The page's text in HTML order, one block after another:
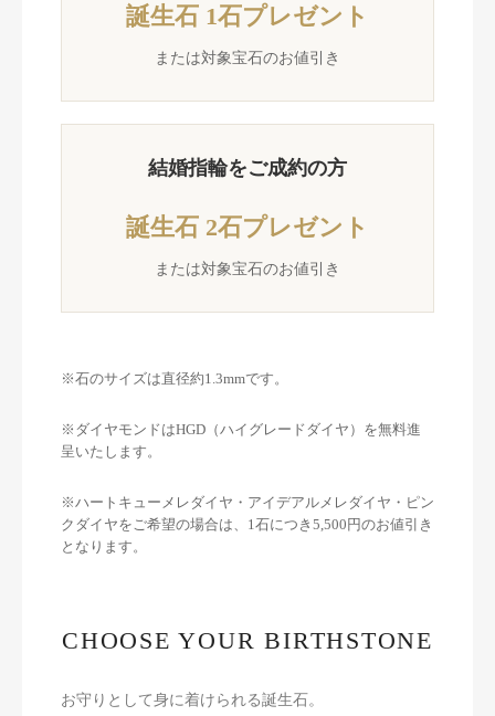
誕生石 1石プレゼント
または対象宝石のお値引き
結婚指輪をご成約の方
誕生石 2石プレゼント
または対象宝石のお値引き
※石のサイズは直径約1.3mmです。
※ダイヤモンドはHGD（ハイグレードダイヤ）を無料進
呈いたします。
※ハートキューメレダイヤ・アイデアルメレダイヤ・ピン
クダイヤをご希望の場合は、1石につき5,500円のお値引き
となります。
CHOOSE YOUR BIRTHSTONE
お守りとして身に着けられる誕生石。